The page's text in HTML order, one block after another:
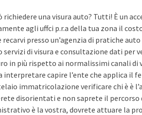
richiedere una visura auto? Tutti! È un
agli uffci p.r.a della tua zona il
recarvi presso un’agenzia di pratiche
servizi di visura e consultazione dati
in più rispetto ai normalissimi canali di
interpretare capire l’ente che applica il
immatricolazione verificare chi è è
disorientati e non saprete il percorso
è la vostra, dovrete attuare la